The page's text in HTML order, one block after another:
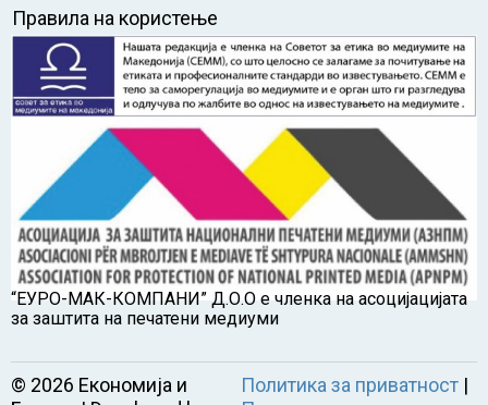
Правила на користење
“ЕУРО-МАК-КОМПАНИ” Д.О.О е членка на асоцијацијата
за заштита на печатени медиуми
© 2026 Економија и
Политика за приватност|